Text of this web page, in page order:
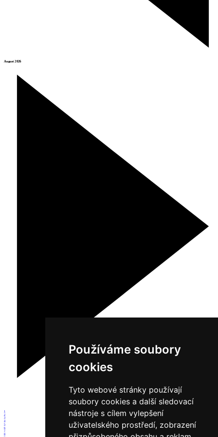
Používáme soubory
cookies
Tyto webové stránky používají
soubory cookies a další sledovací
nástroje s cílem vylepšení
uživatelského prostředí, zobrazení
August 2026
1
2
3
4
5
6
7
8